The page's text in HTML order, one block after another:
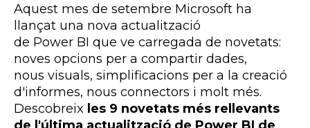
Aquest mes de setembre Microsoft ha
llançat una nova actualització
de Power BI que ve carregada de novetats:
noves opcions per a compartir dades,
nous visuals, simplificacions per a la creació
d'informes, nous connectors i molt més.
Descobreix les 9 novetats més rellevants